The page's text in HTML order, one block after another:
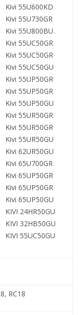
Kivi 55U600KD
Kivi 55U730GR
Kivi 55U800BU
Kivi 55UC50GR
Kivi 55UC50GR
Kivi 55UC50GU
Kivi 55UP50GR
Kivi 55UP50GR
Kivi 55UP50GU
Kivi 55UR50GR
Kivi 55UR50GR
Kivi 55UR50GU
Kivi 62UR50GU
Kivi 65U700GR
Kivi 65UP50GR
Kivi 65UP50GR
Kivi 65UP50GU
KIVI 24HR50GU
KIVI 32HB50GU
KIVI 55UC50GU
RC18